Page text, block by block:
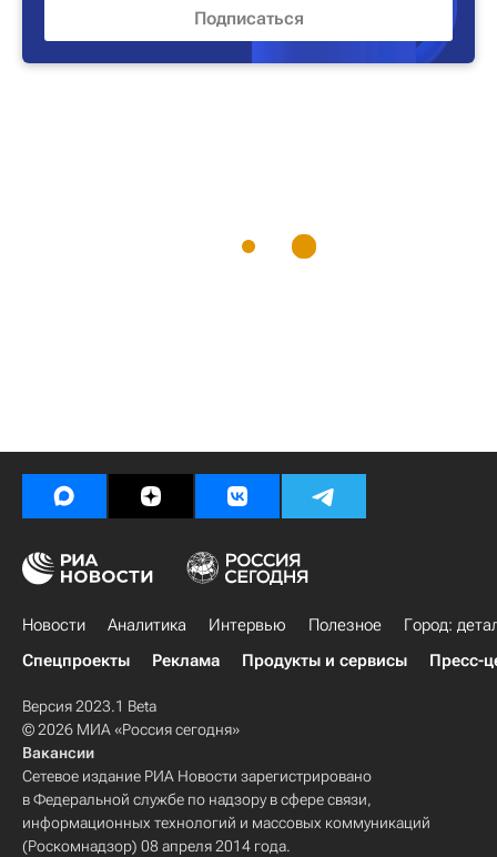
Новости Аналитика Интервью Полезное
Город:
Спецпроекты
Реклама Продукты и сервисы Пресс-
Версия 2023.1 Beta
© 2026 МИА «Россия сегодня»
Вакансии
Сетевое издание РИА Новости зарегистрировано
в Федеральной службе по надзору в сфере связи,
информационных технологий и массовых коммуникаций
(Роскомнадзор) 08 апреля 2014 года.